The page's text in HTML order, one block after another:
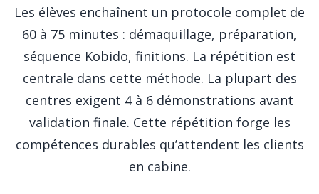
Les élèves enchaînent un protocole complet de
60 à 75 minutes : démaquillage, préparation,
séquence Kobido, finitions. La répétition est
centrale dans cette méthode. La plupart des
centres exigent 4 à 6 démonstrations avant
validation finale. Cette répétition forge les
compétences durables qu’attendent les clients
en cabine.